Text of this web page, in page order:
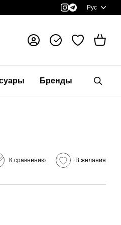
Рус
Бренды
К сравнению В желания